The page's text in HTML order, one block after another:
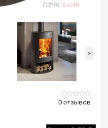
>
0 отзывов